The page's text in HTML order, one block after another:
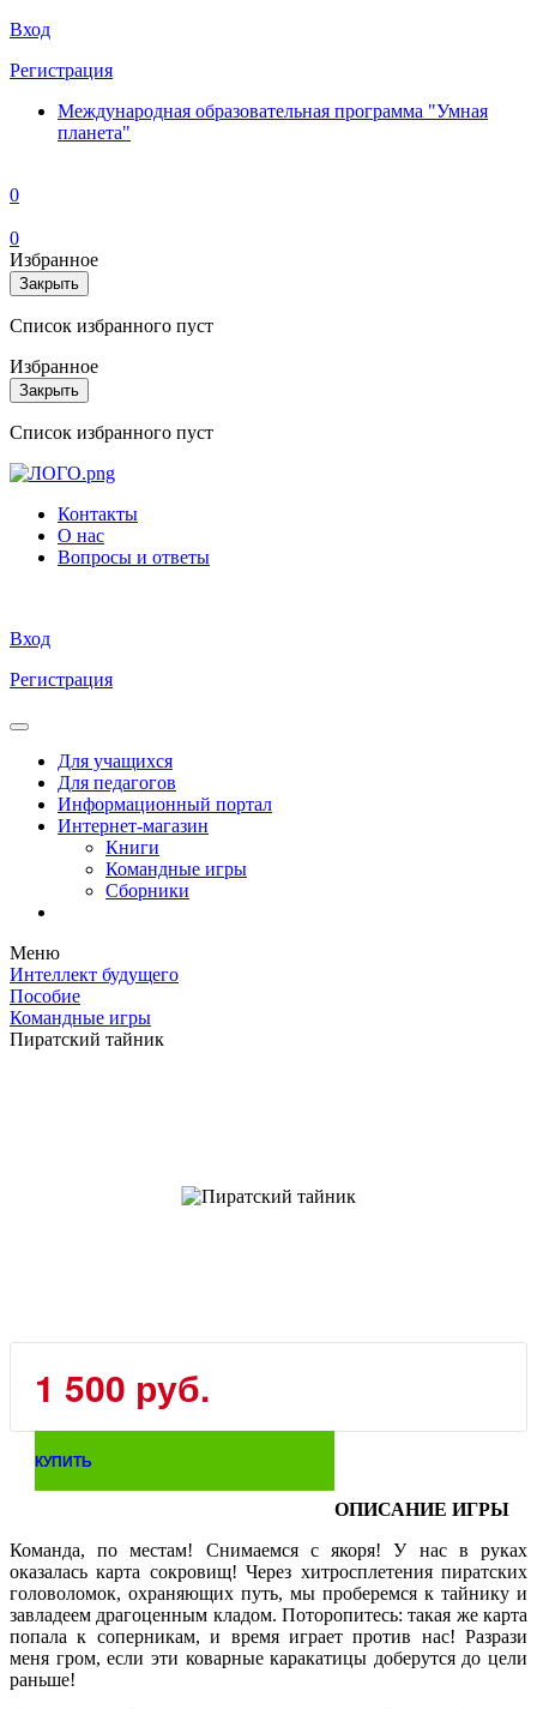
Вход
Регистрация
Международная образовательная программа "Умная
планета"
0
0
Избранное
Закрыть
Список избранного пуст
Избранное
Закрыть
Список избранного пуст
Контакты
О нас
Вопросы и ответы
Вход
Регистрация
Для учащихся
Для педагогов
Информационный портал
Интернет-магазин
Книги
Командные игры
Сборники
Меню
Интеллект будущего
Пособие
Командные игры
Пиратский тайник
1 500 руб.
КУПИТЬ
ОПИСАНИЕ ИГРЫ
Команда, по местам! Снимаемся с якоря! У нас в руках
оказалась карта сокровищ! Через хитросплетения пиратских
головоломок, охраняющих путь, мы проберемся к тайнику и
завладеем драгоценным кладом. Поторопитесь: такая же карта
попала к соперникам, и время играет против нас! Разрази
меня гром, если эти коварные каракатицы доберутся до цели
раньше!